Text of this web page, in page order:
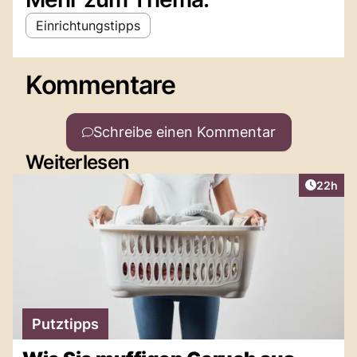
Einrichtungstipps
Kommentare
Schreibe einen Kommentar
Weiterlesen
Artikel
22h
Putztipps